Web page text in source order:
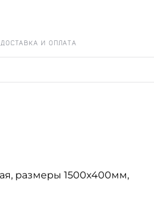
ДОСТАВКА И ОПЛАТА